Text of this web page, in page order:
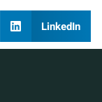
LinkedIn